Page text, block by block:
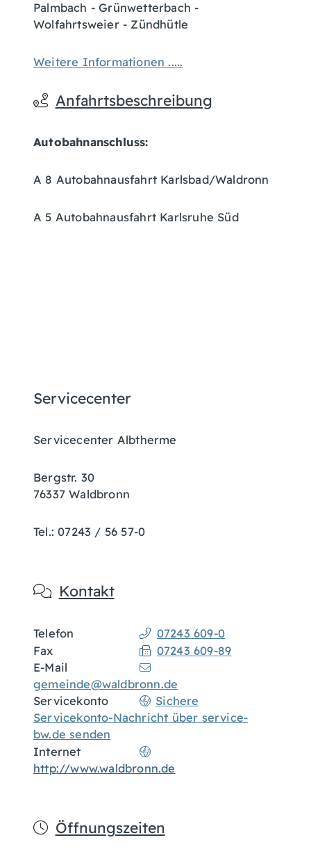
Palmbach - Grünwetterbach -
Wolfahrtsweier - Zündhütle
Weitere Informationen .....
Anfahrtsbeschreibung
Autobahnanschluss:
A 8 Autobahnausfahrt Karlsbad/Waldronn
A 5 Autobahnausfahrt Karlsruhe Süd
Servicecenter
Servicecenter Albtherme
Bergstr. 30
76337 Waldbronn
Tel.: 07243 / 56 57-0
Kontakt
Telefon
07243 609-0
Fax
07243 609-89
E-Mail
gemeinde@waldbronn.de
Servicekonto
Sichere
Servicekonto-Nachricht über service-
bw.de senden
Internet
http://www.waldbronn.de
Öffnungszeiten